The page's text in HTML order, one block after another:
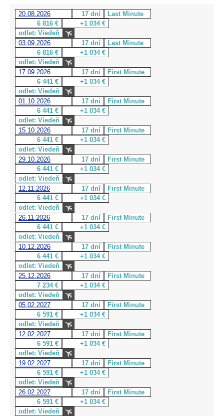
20.08.2026 17 dní
Last Minute
6 816 €
+1 034 €
odlet: Viedeň
03.09.2026
17 dní
Last Minute
6 816 €
+1 034 €
odlet: Viedeň
17.09.2026
17 dní
First Minute
6 441 €
+1 034 €
odlet: Viedeň
01.10.2026
17 dní
First Minute
6 441 €
+1 034 €
odlet: Viedeň
15.10.2026
17 dní
First Minute
6 441 €
+1 034 €
odlet: Viedeň
29.10.2026
17 dní
First Minute
6 441 €
+1 034 €
odlet: Viedeň
12.11.2026
17 dní
First Minute
6 441 €
+1 034 €
odlet: Viedeň
26.11.2026
17 dní
First Minute
6 441 €
+1 034 €
odlet: Viedeň
10.12.2026
17 dní
First Minute
6 441 €
+1 034 €
odlet: Viedeň
25.12.2026
17 dní
First Minute
7 234 €
+1 034 €
odlet: Viedeň
05.02.2027
17 dní
First Minute
6 591 €
+1 034 €
odlet: Viedeň
12.02.2027
17 dní
First Minute
6 591 €
+1 034 €
odlet: Viedeň
19.02.2027
17 dní
First Minute
6 591 €
+1 034 €
odlet: Viedeň
26.02.2027
17 dní
First Minute
6 591 €
+1 034 €
odlet: Viedeň